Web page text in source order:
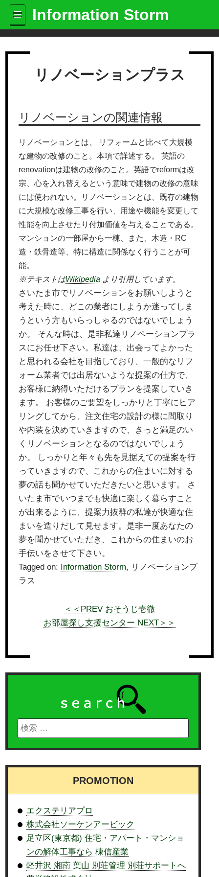
Information Storm
リノベーションプラス
リノベーションの関連情報
リノベーションとは、 リフォームと比べて大規模
な建物の改修のこと。本項で詳述する。 英語の
renovationは建物の改修のこと。英語でreformは改
宗、心を入れ替えるという意味で建物の改修の意味
には使われない。リノベーションとは、既存の建物
に大規模な改修工事を行い、用途や機能を変更して
性能を向上させたり付加価値を与えることである。
マンションの一部屋から一棟、また、木造・RC
造・鉄骨造等、特に構造に関係なく行うことが可
能。
※テキストはWikipedia より引用しています。
さいたま市でリノベーションをお願いしようと
考えた時に、どこの業者にしようか迷ってしま
うという方もいらっしゃるのではないでしょう
か。 そんな時は、是非私達リノベーションプラ
スにお任せ下さい。私達は、出会ってよかった
と思われる会社を目指しており、一般的なリフ
ォーム業者では出居ないような提案の仕方で、
お客様に納得いただけるプランを提案していき
ます。 お客様のご要望をしっかりと丁寧にヒア
リングしてから、注文住宅の設計の様に間取り
や内装を決めていきますので、きっと満足のい
くリノベーションとなるのではないでしょう
か。 しっかりと年々も先を見据えての提案を行
っていきますので、これからの住まいに対する
夢の話も聞かせていただきたいと思います。 さ
いたま市でいつまでも快適に楽しく暮らすこと
が出来るように、提案力抜群の私達が快適な住
まいを造りだして見せます。是非一度あなたの
夢を聞かせていただき、これからの住まいのお
手伝いをさせて下さい。
Tagged on: Information Storm, リノベーションプ
ラス
＜＜PREV おそうじ壱徹
お部屋探し支援センター NEXT＞＞
PROMOTION
エクステリアプロ
株式会社ソーケンアービック
足立区(東京都) 住宅・アパート・マンショ
ンの解体工事なら 棟信産業
軽井沢 湘南 葉山 別荘管理 別荘サポートへ